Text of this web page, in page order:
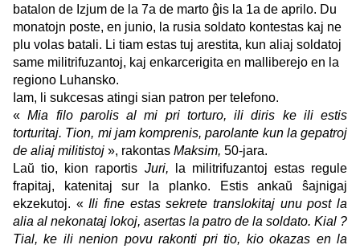
batalon de Izjum de la 7a de marto ĝis la 1a de aprilo. Du
monatojn poste, en junio, la rusia soldato kontestas kaj ne
plu volas batali. Li tiam estas tuj arestita, kun aliaj soldatoj
same militrifuzantoj, kaj enkarcerigita en malliberejo en la
regiono Luhansko.
Iam, li sukcesas atingi sian patron per telefono.
«Mia filo parolis al mi pri torturo, ili diris ke ili estis
torturitaj. Tion, mi jam komprenis, parolante kun la gepatroj
de aliaj militistoj », rakontas Maksim, 50-jara.
Laŭ tio, kion raportis Juri, la militrifuzantoj estas regule
frapitaj, katenitaj sur la planko. Estis ankaŭ ŝajnigaj
ekzekutoj. «Ili fine estas sekrete translokitaj unu post la
alia al nekonataj lokoj, asertas la patro de la soldato. Kial ?
Tial, ke ili nenion povu rakonti pri tio, kio okazas en la